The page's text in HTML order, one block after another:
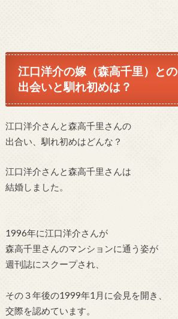
江口洋介の嫁（森高千里）との
出会いと馴れ初めは？
江口洋介さんと森高千里さんの
出合い、馴れ初めはどんな？
江口洋介さんと森高千里さんは
結婚しました。
1996年に江口洋介さんが
森高千里さんのマンションに通う姿が
週刊誌にスクープされ、
その３年後の1999年1月に会見を開き、
交際を認めています。